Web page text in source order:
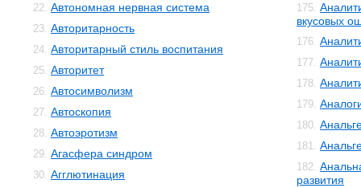
22. Автономная нервная система
23. Авторитарность
24. Авторитарный стиль воспитания
25. Авторитет
26. Автосимволизм
27. Автоскопия
28. Автоэротизм
29. Агасфера синдром
30. Агглютинация
175.
вкусовых
176.
177.
178.
179.
180.
181.
182.
развития